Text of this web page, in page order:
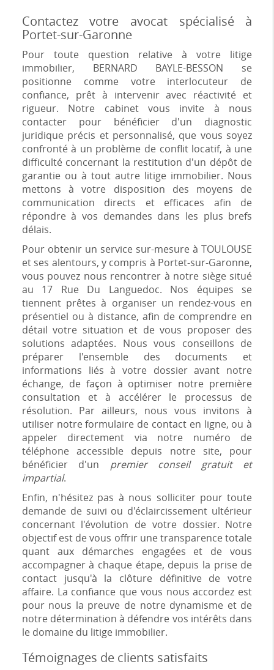
Contactez votre avocat spécialisé à
Portet-sur-Garonne
Pour toute question relative à votre litige
immobilier, BERNARD BAYLE-BESSON se
positionne comme votre interlocuteur de
confiance, prêt à intervenir avec réactivité et
rigueur. Notre cabinet vous invite à nous
contacter pour bénéficier d'un diagnostic
juridique précis et personnalisé, que vous soyez
confronté à un problème de conflit locatif, à une
difficulté concernant la restitution d'un dépôt de
garantie ou à tout autre litige immobilier. Nous
mettons à votre disposition des moyens de
communication directs et efficaces afin de
répondre à vos demandes dans les plus brefs
délais.
Pour obtenir un service sur-mesure à TOULOUSE
et ses alentours, y compris à Portet-sur-Garonne,
vous pouvez nous rencontrer à notre siège situé
au 17 Rue Du Languedoc. Nos équipes se
tiennent prêtes à organiser un rendez-vous en
présentiel ou à distance, afin de comprendre en
détail votre situation et de vous proposer des
solutions adaptées. Nous vous conseillons de
préparer l'ensemble des documents et
informations liés à votre dossier avant notre
échange, de façon à optimiser notre première
consultation et à accélérer le processus de
résolution. Par ailleurs, nous vous invitons à
utiliser notre formulaire de contact en ligne, ou à
appeler directement via notre numéro de
téléphone accessible depuis notre site, pour
bénéficier d'un premier conseil gratuit et
impartial.
Enfin, n'hésitez pas à nous solliciter pour toute
demande de suivi ou d'éclaircissement ultérieur
concernant l'évolution de votre dossier. Notre
objectif est de vous offrir une transparence totale
quant aux démarches engagées et de vous
accompagner à chaque étape, depuis la prise de
contact jusqu'à la clôture définitive de votre
affaire. La confiance que vous nous accordez est
pour nous la preuve de notre dynamisme et de
notre détermination à défendre vos intérêts dans
le domaine du litige immobilier.
Témoignages de clients satisfaits